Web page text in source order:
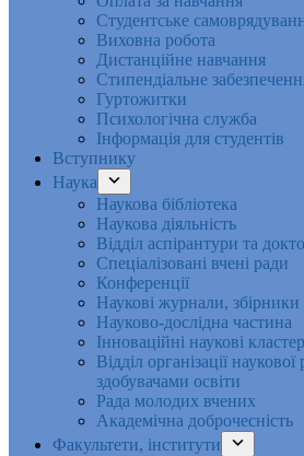
Студентське
Виховна робота
Дистанційне навчання
Стипендіальне
Гуртожитки
Психологічна служба
Інформація для студентів
Вступнику
Наука
Наукова бібліотека
Наукова діяльність
Відділ аспірантури та
Спеціалізовані вчені ради
Конференції
Наукові журнали,
Науково-дослідна частина
Інноваційні наукові
Відділ організації
здобувачами освіти
Рада молодих вчених
Академічна доброчесність
Факультети, інститути